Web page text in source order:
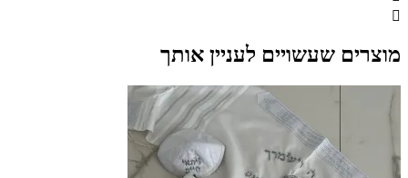
מוצרים שעשויים לעניין אותך